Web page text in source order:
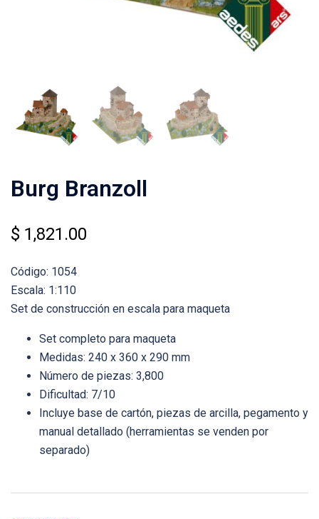
Burg Branzoll
$ 1,821.00
Código: 1054
Escala: 1:110
Set de construcción en escala para maqueta
Set completo para maqueta
Medidas: 240 x 360 x 290 mm
Número de piezas: 3,800
Dificultad: 7/10
Incluye base de cartón, piezas de arcilla, pegamento y
manual detallado (herramientas se venden por
separado)